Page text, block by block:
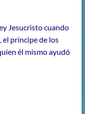
Jesucristo cuando
el príncipe de los
él mismo ayudó